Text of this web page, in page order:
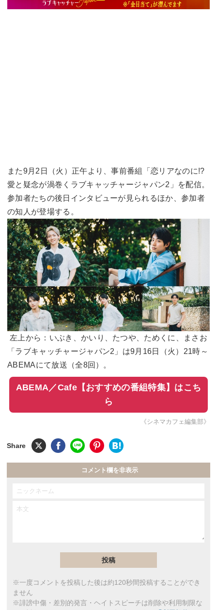
また9月2日（火）正午より、事前番組「恋リアなのに!?
愛と疑念が渦巻くラブキャッチャージャパン2」を配信。
参加者たちの後日インタビューが見られるほか、参加者
の知人が登場する。
左上から：いぶき、かいり、たつや、ためくに、まさお
「ラブキャッチャージャパン2」は9月16日（火）21時～
ABEMAにて放送（全8回）。
ABEMA／Cafe【おすすめの番組特集】はこち
ら
《シネマカフェ編集部》
コメント欄を非表示
※一度コメントを投稿した後は約120秒間投稿することができ
ません
※誹謗中傷・差別的発言・ヘイトスピーチは削除や利用制限な